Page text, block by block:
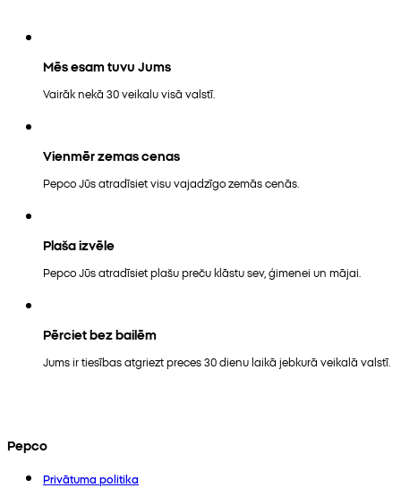
Mēs esam tuvu Jums
Vairāk nekā 30 veikalu visā valstī.
Vienmēr zemas cenas
Pepco Jūs atradīsiet visu vajadzīgo zemās cenās.
Plaša izvēle
Pepco Jūs atradīsiet plašu preču klāstu sev, ģimenei un mājai.
Pērciet bez bailēm
Jums ir tiesības atgriezt preces 30 dienu laikā jebkurā veikalā valstī.
Pepco
Privātuma politika